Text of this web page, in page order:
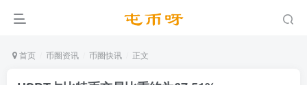
首页 币圈资讯 币圈快讯 正文